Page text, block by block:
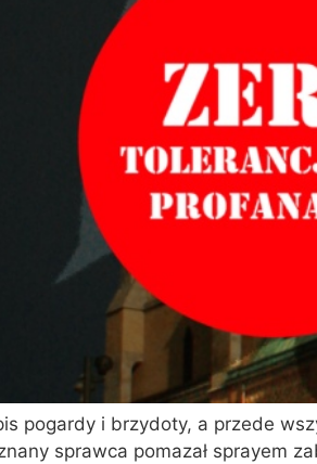
pogardy i brzydoty, a przede
sprawca pomazał sprayem